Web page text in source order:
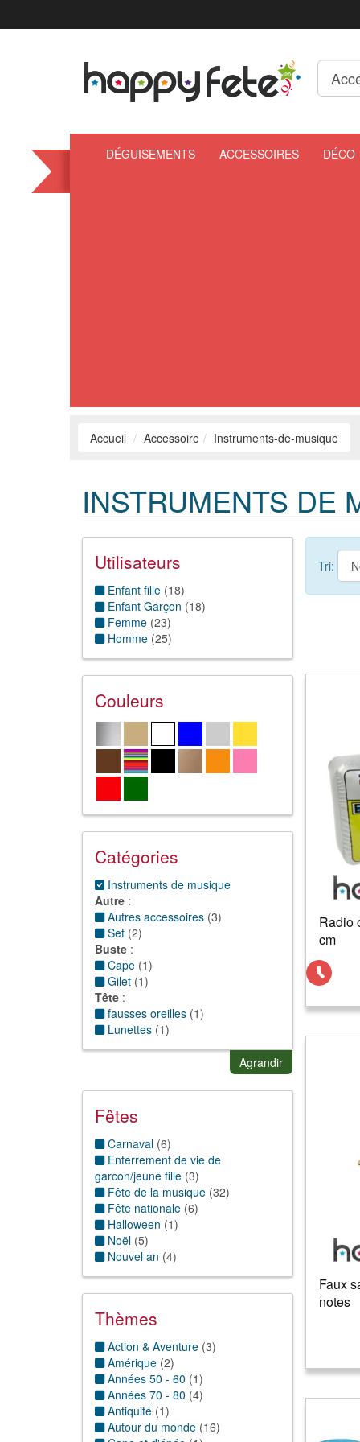
DÉGUISEMENTS ACCESSOIRES DÉCO
Accueil Accessoire Instruments-de-musique
INSTRUMENTS DE
Utilisateurs
Enfant fille (18)
Enfant Garçon (18)
Femme (23)
Homme (25)
Couleurs
Catégories
Instruments de musique
Autre :
Autres accessoires (3)
Set (2)
Buste :
Cape (1)
Gilet (1)
Tête :
fausses oreilles (1)
Lunettes (1)
Serre tête(1)
Agrandir
Fêtes
Carnaval (6)
Enterrement de vie de
garcon/jeune fille (3)
Fête de la musique (32)
Fête nationale (6)
Halloween (1)
Noël (5)
Nouvel an (4)
Thèmes
Action & Aventure (3)
Amérique (2)
Années 50 - 60 (1)
Années 70 - 80 (4)
Antiquité (1)
Autour du monde (16)
Tri:
Radio
cm
Faux
notes